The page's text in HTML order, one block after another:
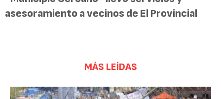
asesoramiento a vecinos de El Provincial
MÁS LEÍDAS